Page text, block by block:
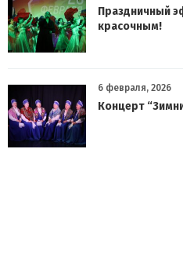
Праздничный
красочным!
6 февраля, 2026
Концерт